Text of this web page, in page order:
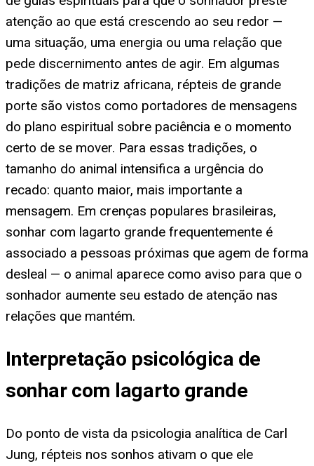
atenção ao que está crescendo ao seu redor —
uma situação, uma energia ou uma relação que
pede discernimento antes de agir. Em algumas
tradições de matriz africana, répteis de grande
porte são vistos como portadores de mensagens
do plano espiritual sobre paciência e o momento
certo de se mover. Para essas tradições, o
tamanho do animal intensifica a urgência do
recado: quanto maior, mais importante a
mensagem. Em crenças populares brasileiras,
sonhar com lagarto grande frequentemente é
associado a pessoas próximas que agem de forma
desleal — o animal aparece como aviso para que o
sonhador aumente seu estado de atenção nas
relações que mantém.
Interpretação psicológica de
sonhar com lagarto grande
Do ponto de vista da psicologia analítica de Carl
Jung, répteis nos sonhos ativam o que ele